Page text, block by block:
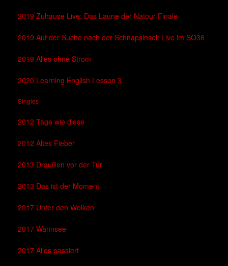
2019 Zuhause Live: Das Laune der Natour-Finale
2019 Auf der Suche nach der Schnapsinsel: Live im SO36
2019 Alles ohne Strom
2020 Learning English Lesson 3
Singles
2012 Tage wie diese
2012 Altes Fieber
2013 Draußen vor der Tür
2013 Das ist der Moment
2017 Unter den Wolken
2017 Wannsee
2017 Alles passiert